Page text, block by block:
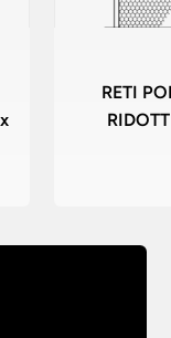
RETI